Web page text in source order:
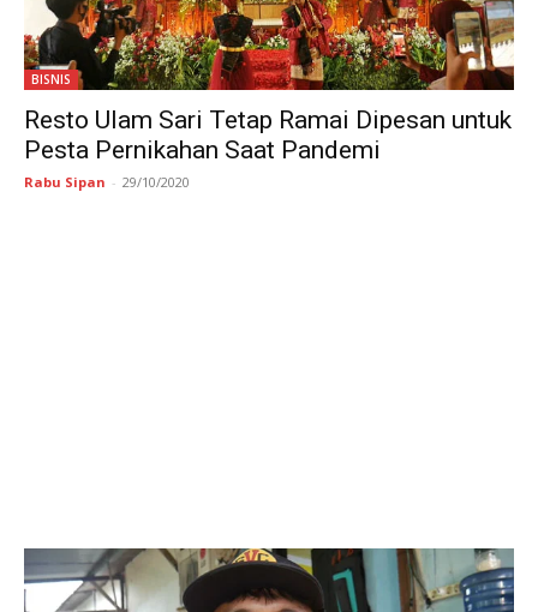
BISNIS
Resto Ulam Sari Tetap Ramai Dipesan untuk
Pesta Pernikahan Saat Pandemi
Rabu Sipan - 29/10/2020